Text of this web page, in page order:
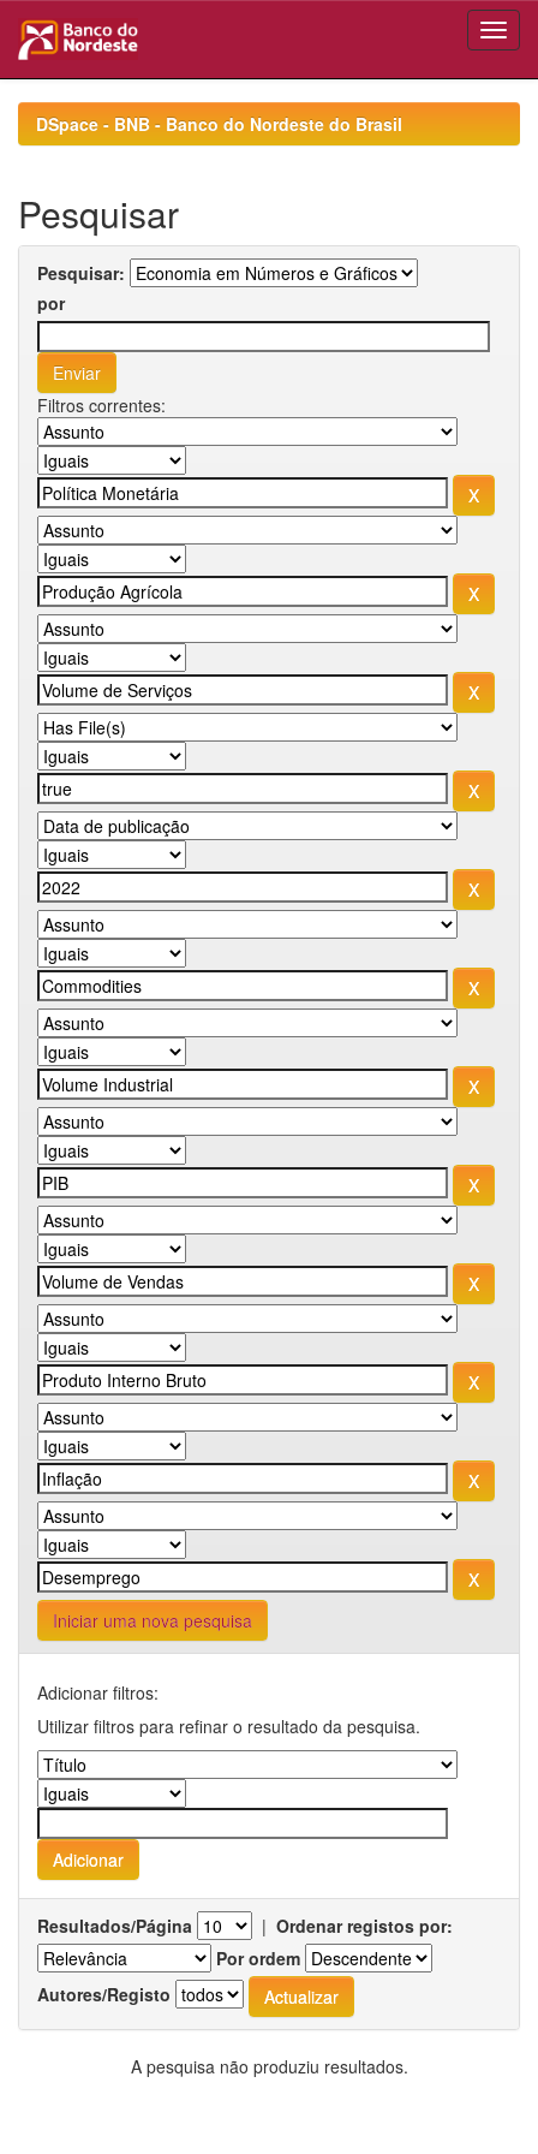
navigationDSpace - BNB - Banco do Nordeste do Brasil
Pesquisar
Pesquisar:
por
Filtros correntes:
Iniciar uma nova pesquisa
Adicionar filtros:
Utilizar filtros para refinar o resultado da pesquisa.
Resultados/Página | Ordenar registos por:
Por ordem
Autores/Registo
A pesquisa não produziu resultados.